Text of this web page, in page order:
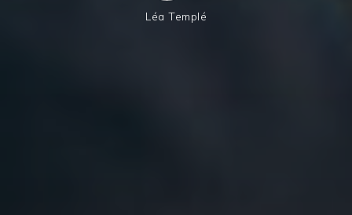
Léa Templé